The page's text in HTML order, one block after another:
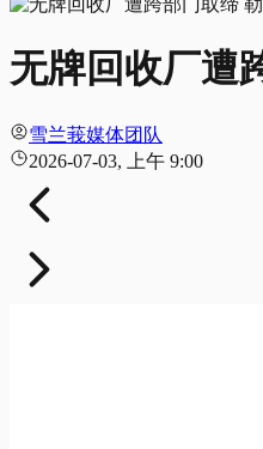
无牌回收厂遭
雪兰莪媒体团队
2026-07-03, 上午 9:00